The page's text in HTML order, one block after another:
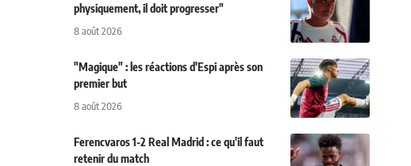
physiquement, il doit progresser"
8 août 2026
"Magique" : les réactions d'Espi après son
premier but
8 août 2026
Ferencvaros 1-2 Real Madrid : ce qu'il faut
retenir du match